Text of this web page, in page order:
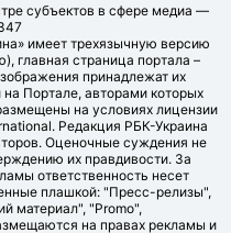
субъектов в сфере медиа —
имеет трехязычную версию
главная страница портала –
принадлежат их
Портале, авторами которых
на условиях лицензии
Редакция РБК-Украина
Оценочные суждения не
их правдивости. За
ответственность несет
плашкой: "Пресс-релизы",
материал", "Promo",
на правах рекламы и